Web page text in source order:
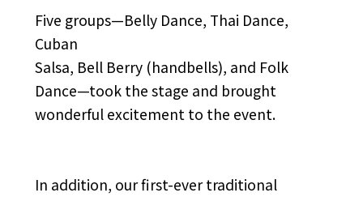
Five groups—Belly Dance, Thai Dance,
Cuban
Salsa, Bell Berry (handbells), and Folk
Dance—took the stage and brought
wonderful excitement to the event.
In addition, our first-ever traditional